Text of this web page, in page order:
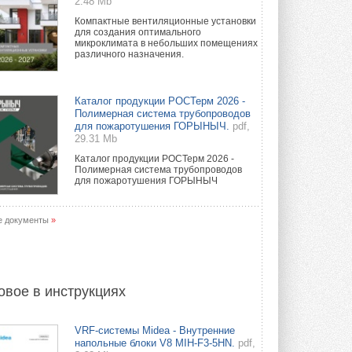
Компактные вентиляционные установки
для создания оптимального
микроклимата в небольших помещениях
различного назначения.
Каталог продукции РОСТерм 2026 -
Полимерная система трубопроводов
для пожаротушения ГОРЫНЫЧ.
pdf,
29.31 Mb
Каталог продукции РОСТерм 2026 -
Полимерная система трубопроводов
для пожаротушения ГОРЫНЫЧ
документы »
в инструкциях
VRF-системы Midea - Внутренние
напольные блоки V8 MIH-F3-5HN. pdf,